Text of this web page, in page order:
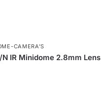
CAMERA’S
IR Minidome 2.8mm Lens